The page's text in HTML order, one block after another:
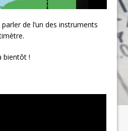
de l’un des instruments
bientôt !